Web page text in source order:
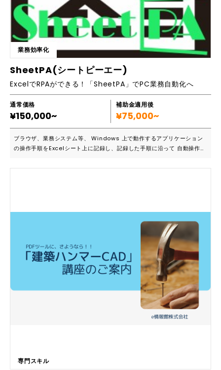
舗・リフォーム会社・クリニック・整骨院・整体院・エステサロン・学習
塾・飲食店・メガネ店・パン屋・銭湯・フラワーショップ・薬局・引っ越
し会社・美容院・ブランド品買取り店・コインランドリー・ネイルサロ
ン・質屋・クリーニング店・設備会社・補聴器店舗・動物病院・バー ス
ナック・カメラスタジオ・スポーツスクール・酒店など ■選ばれている理
由 1.実績が多く安心 創業以来下請けゼロ、全てのご相談をお客様から直
接ご依頼いただいておりますので、多くの事例写真を実績として掲載する
亊ができています。「地域でよく目立っている店舗が全て御社の手掛けた
ものだった」と言われることもあります。 2.あらゆる店舗でのデザイン・
施工の経験値が高い 店舗によって建物の形状は異なりますので、その建
物にあったデザインや素材が必要になってきます。私たちは15年間3000
件以上の現場調査を経験しあらゆる条件下でのデザイン・施工を経験して
成してきました。このノウハウはあらゆる業種で応用できるため、さまざ
まな業界のメディアで取り上げられています。 ■主要機能一覧 ・外観デ
業務効率化
SheetPA(シートピーエー)
ExcelでRPAができる！「SheetPA」でPC業務自動化へ
通常価格
¥150,000~
補助金適用後
¥75,000~
ブラウザ、業務システム等、 Windows 上で動作するアプリケーション
の操作手順をExcelシート上に記録し、記録した手順に沿って 自動操作
人の代わりにシナリオに沿った作業を24時間365日休みなく続けること
す。 順番に設定していくだけでRPAのプログラムが出来上がります。 更
に操作記録呼び出し機能搭載で、入力補助画面パネルがあるから断然使い
やすい！ 2.導入コストが安く抑えられる！ １ヶ月～３年と選べるサブス
クリプション版と永久ライセンス版をご用意しておりますので、安価な料
金ではじめられます。 3.業務手順が簡素化できる！ 単純作業や繰り返し
行っている業務手順を自動化できます。 ネット上からのデータ収集やク
順の誤りや入力ミスなどのヒューマンエラーが削減できます。 ユーザー
出し機能 ・入力補助画面(タイトル、パス) ・引数ガイド ・アプリの操作
専門スキル